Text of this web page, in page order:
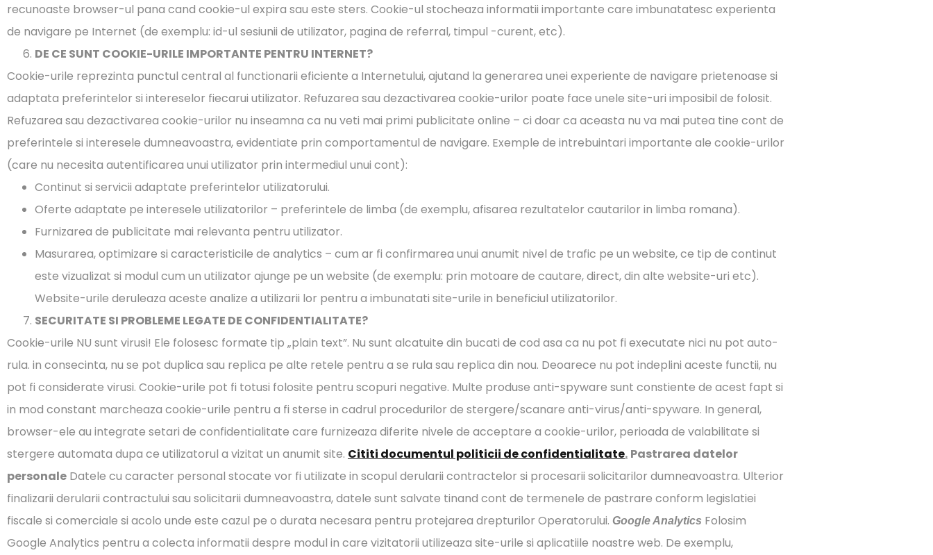
recunoaste browser-ul pana cand cookie-ul expira sau este sters. Cookie-ul stocheaza informatii importante care imbunatatesc experienta
de navigare pe Internet (de exemplu: id-ul sesiunii de utilizator, pagina de referral, timpul -curent, etc).
DE CE SUNT COOKIE-URILE IMPORTANTE PENTRU INTERNET?
Cookie-urile reprezinta punctul central al functionarii eficiente a Internetului, ajutand la generarea unei experiente de navigare prietenoase si
adaptata preferintelor si intereselor fiecarui utilizator. Refuzarea sau dezactivarea cookie-urilor poate face unele site-uri imposibil de folosit.
Refuzarea sau dezactivarea cookie-urilor nu inseamna ca nu veti mai primi publicitate online – ci doar ca aceasta nu va mai putea tine cont de
preferintele si interesele dumneavoastra, evidentiate prin comportamentul de navigare. Exemple de intrebuintari importante ale cookie-urilor
(care nu necesita autentificarea unui utilizator prin intermediul unui cont):
Continut si servicii adaptate preferintelor utilizatorului.
Oferte adaptate pe interesele utilizatorilor – preferintele de limba (de exemplu, afisarea rezultatelor cautarilor in limba romana).
Furnizarea de publicitate mai relevanta pentru utilizator.
Masurarea, optimizare si caracteristicile de analytics – cum ar fi confirmarea unui anumit nivel de trafic pe un website, ce tip de continut
este vizualizat si modul cum un utilizator ajunge pe un website (de exemplu: prin motoare de cautare, direct, din alte website-uri etc).
Website-urile deruleaza aceste analize a utilizarii lor pentru a imbunatati site-urile in beneficiul utilizatorilor.
SECURITATE SI PROBLEME LEGATE DE CONFIDENTIALITATE?
Cookie-urile NU sunt virusi! Ele folosesc formate tip „plain text”. Nu sunt alcatuite din bucati de cod asa ca nu pot fi executate nici nu pot auto-
rula. in consecinta, nu se pot duplica sau replica pe alte retele pentru a se rula sau replica din nou. Deoarece nu pot indeplini aceste functii, nu
pot fi considerate virusi. Cookie-urile pot fi totusi folosite pentru scopuri negative. Multe produse anti-spyware sunt constiente de acest fapt si
in mod constant marcheaza cookie-urile pentru a fi sterse in cadrul procedurilor de stergere/scanare anti-virus/anti-spyware. In general,
browser-ele au integrate setari de confidentialitate care furnizeaza diferite nivele de acceptare a cookie-urilor, perioada de valabilitate si
stergere automata dupa ce utilizatorul a vizitat un anumit site. Cititi documentul politicii de confidentialitate. Pastrarea datelor
personale Datele cu caracter personal stocate vor fi utilizate in scopul derularii contractelor si procesarii solicitarilor dumneavoastra. Ulterior
finalizarii derularii contractului sau solicitarii dumneavoastra, datele sunt salvate tinand cont de termenele de pastrare conform legislatiei
fiscale si comerciale si acolo unde este cazul pe o durata necesara pentru protejarea drepturilor Operatorului. Google Analytics Folosim
Google Analytics pentru a colecta informatii despre modul in care vizitatorii utilizeaza site-urile si aplicatiile noastre web. De exemplu,